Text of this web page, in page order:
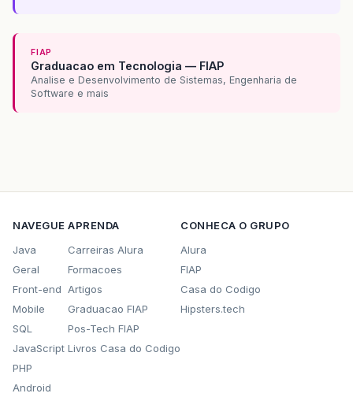
FIAP
Graduacao em Tecnologia — FIAP
Analise e Desenvolvimento de Sistemas, Engenharia de
Software e mais
NAVEGUE
Java
Geral
Front-end
Mobile
SQL
JavaScript
PHP
Android
APRENDA
Carreiras Alura
Formacoes
Artigos
Graduacao FIAP
Pos-Tech FIAP
Livros Casa do Codigo
CONHECA O GRUPO
Alura
FIAP
Casa do Codigo
Hipsters.tech